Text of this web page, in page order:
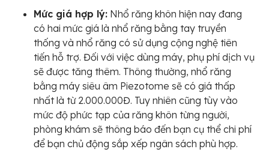
Mức giá hợp lý: Nhổ răng khôn hiện nay đang
có hai mức giá là nhổ răng bằng tay truyền
thống và nhổ răng có sử dụng cộng nghệ tiên
tiến hỗ trợ. Đối với việc dùng máy, phụ phí dịch vụ
sẽ được tăng thêm. Thông thường, nhổ răng
bằng máy siêu âm Piezotome sẽ có giá thấp
nhất là từ 2.000.000Đ. Tuy nhiên cũng tùy vào
mức độ phức tạp của răng khôn từng người,
phòng khám sẽ thông báo đến bạn cụ thể chi phí
để bạn chủ động sắp xếp ngân sách phù hợp.